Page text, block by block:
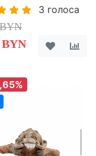
3 голоса
BYN